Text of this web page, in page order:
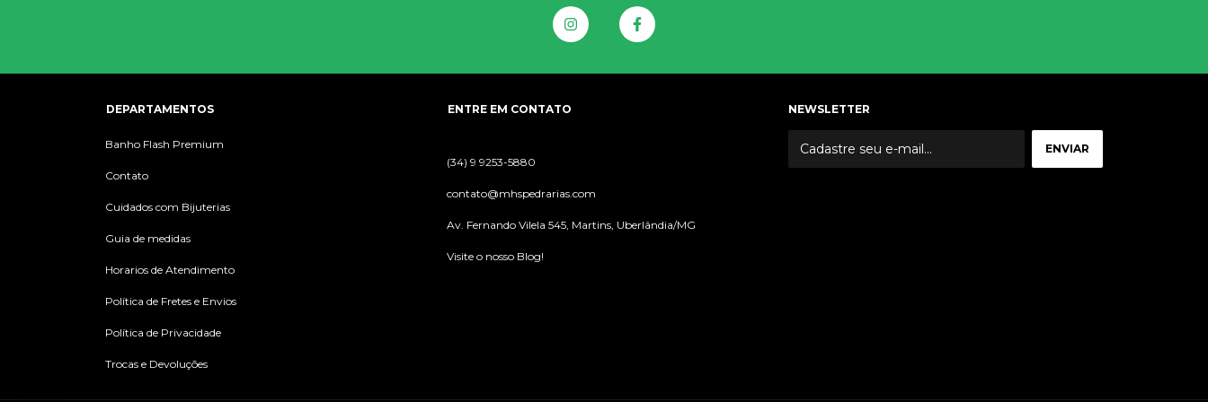
DEPARTAMENTOS
Banho Flash Premium
Contato
Cuidados com Bijuterias
Guia de medidas
Horarios de Atendimento
Política de Fretes e Envios
Política de Privacidade
Trocas e Devoluções
ENTRE EM CONTATO
(34) 9 9253-5880
contato@mhspedrarias.com
Av. Fernando Vilela 545, Martins, Uberlândia/MG
Visite o nosso Blog!
NEWSLETTER